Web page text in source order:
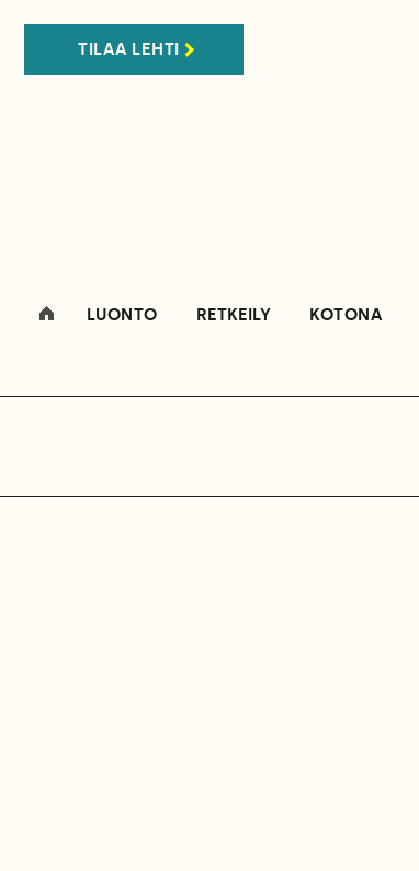
TILAA LEHTI
LUONTO RETKEILY KOTONA